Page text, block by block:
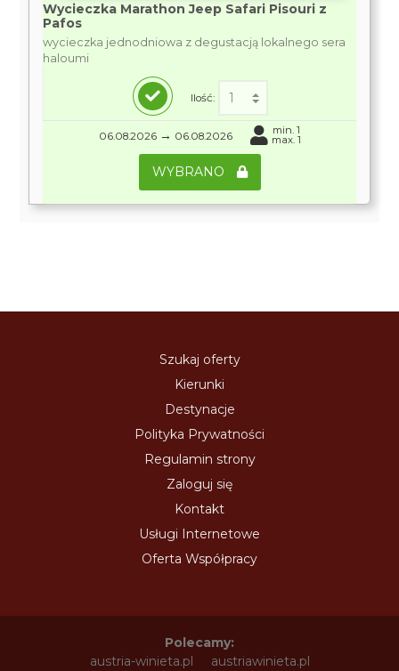
Wycieczka Marathon Jeep Safari Pisouri z
Pafos
wycieczka jednodniowa z degustacją lokalnego sera
haloumi
Ilość:
06.08.2026 → 06.08.2026 min. 1
max. 1
WYBRANO
Szukaj oferty
Kierunki
Destynacje
Polityka Prywatności
Regulamin strony
Zaloguj się
Kontakt
Usługi Internetowe
Oferta Współpracy
Polecamy:
austria-winieta.pl
austriawinieta.pl